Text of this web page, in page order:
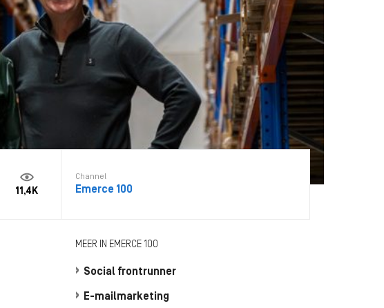
11,4K
Channel
Emerce 100
MEER IN EMERCE 100
Social frontrunner
E-mailmarketing